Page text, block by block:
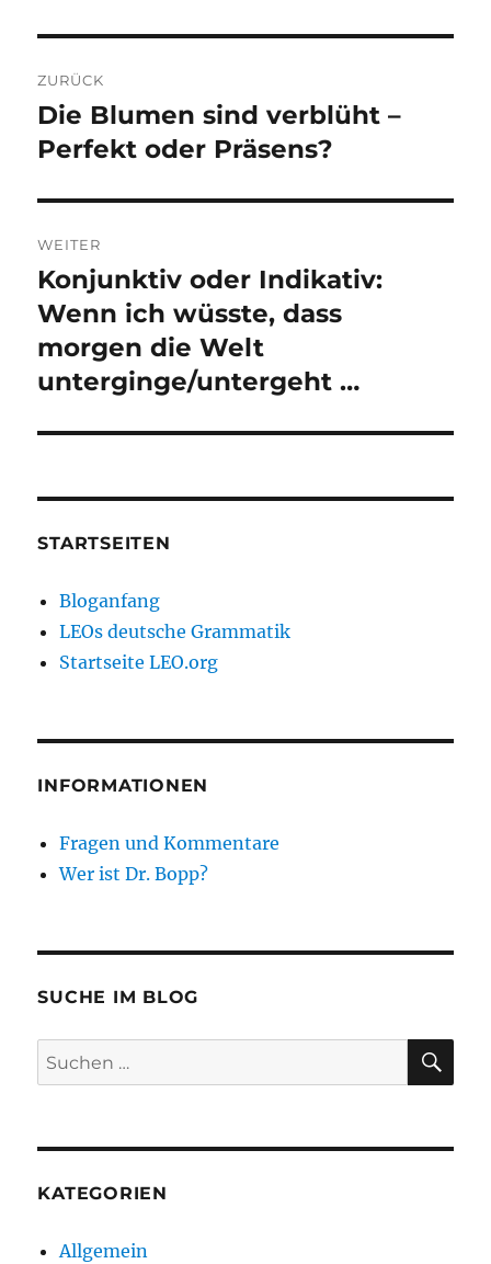
ZURÜCK
Vorheriger
Beitrag:
Die Blumen sind verblüht –
Perfekt oder Präsens?
WEITER
Nächster
Beitrag:
Konjunktiv oder Indikativ:
Wenn ich wüsste, dass
morgen die Welt
unterginge/untergeht …
STARTSEITEN
Bloganfang
LEOs deutsche Grammatik
Startseite LEO.org
INFORMATIONEN
Fragen und Kommentare
Wer ist Dr. Bopp?
SUCHE IM BLOG
Suchen
nach:
KATEGORIEN
Allgemein